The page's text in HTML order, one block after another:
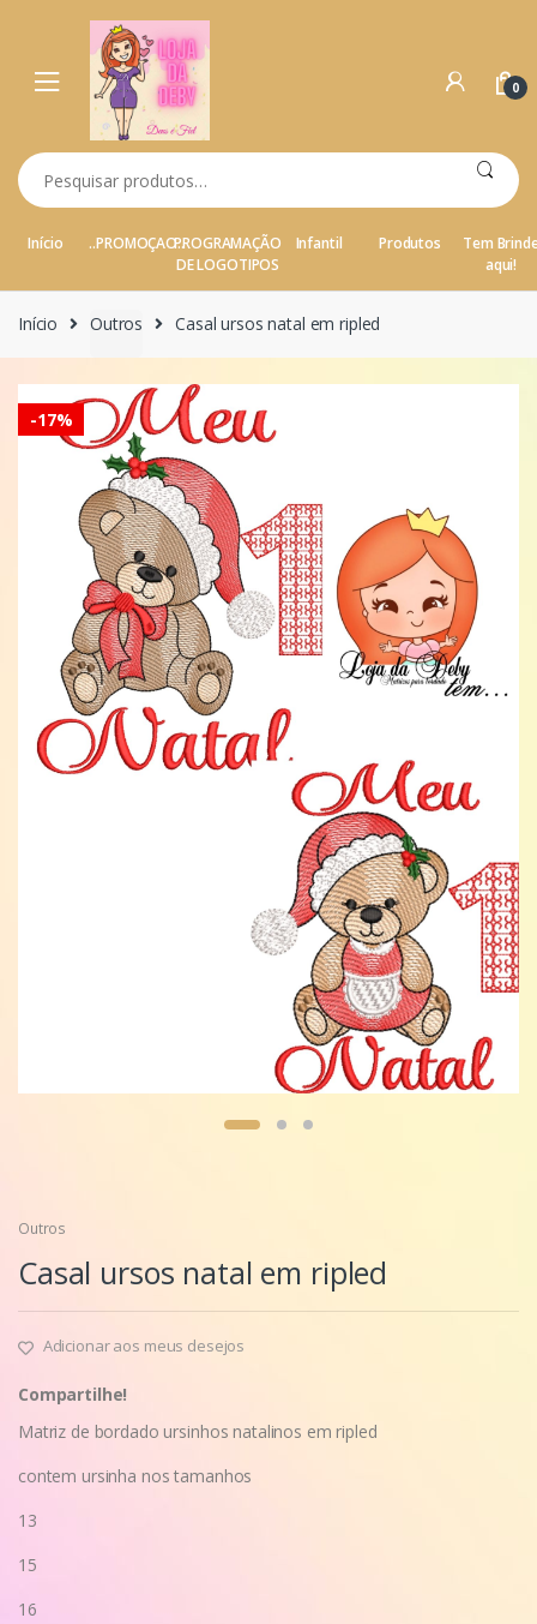
0
Pesquisar por:
Início ..PROMOÇAO..PROGRAMAÇÃO
DE LOGOTIPOS
Infantil Produtos
Tem
aqui!
Início Outros Casal ursos natal em ripled
-17%
Outros
Casal ursos natal em ripled
Adicionar aos meus desejos
Compartilhe!
Matriz de bordado ursinhos natalinos em ripled
contem ursinha nos tamanhos
13
15
16